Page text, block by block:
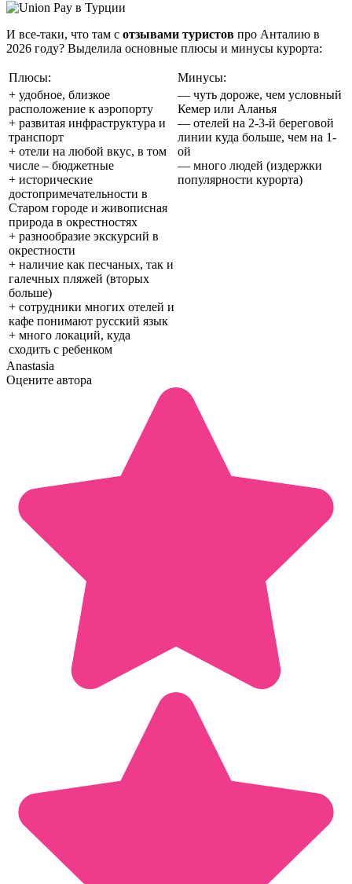
И все-таки, что там с отзывами туристов про Анталию в
2026 году? Выделила основные плюсы и минусы курорта:
Плюсы:
Минусы:
+ удобное, близкое
расположение к аэропорту
+ развитая инфраструктура и
транспорт
+ отели на любой вкус, в том
числе – бюджетные
+ исторические
достопримечательности в
Старом городе и живописная
природа в окрестностях
+ разнообразие экскурсий в
окрестности
+ наличие как песчаных, так и
галечных пляжей (вторых
больше)
+ сотрудники многих отелей и
кафе понимают русский язык
+ много локаций, куда
сходить с ребенком
— чуть дороже, чем условный
Кемер или Аланья
— отелей на 2-3-й береговой
линии куда больше, чем на 1-
ой
— много людей (издержки
популярности курорта)
Anastasia
Оцените автора